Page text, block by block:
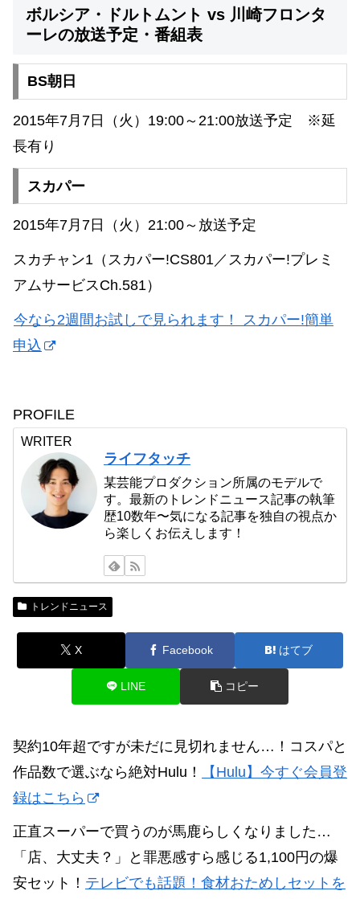
ボルシア・ドルトムント vs 川崎フロンタ
ーレの放送予定・番組表
BS朝日
2015年7月7日（火）19:00～21:00放送予定 ※延
長有り
スカパー
2015年7月7日（火）21:00～放送予定
スカチャン1（スカパー!CS801／スカパー!プレミ
アムサービスCh.581）
今なら2週間お試しで見られます！ スカパー!簡単
申込
PROFILE
WRITER
ライフタッチ
某芸能プロダクション所属のモデルで
す。最新のトレンドニュース記事の執筆
歴10数年〜気になる記事を独自の視点か
ら楽しくお伝えします！
トレンドニュース
X Facebook はてブ
LINE コピー
契約10年超ですが未だに見切れません…！コスパと
作品数で選ぶなら絶対Hulu！
【Hulu】今すぐ会員登
録はこちら
正直スーパーで買うのが馬鹿らしくなりました…
「店、大丈夫？」と罪悪感すら感じる1,100円の爆
安セット！ テレビでも話題！食材おためしセットを